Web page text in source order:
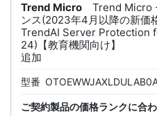
Trend Micro
Trend Micro
ンス(2023年4月以降の新価
TrendAI Server Protection
24)【教育機関向け】
追加
型番
ご契約製品の価格ランクに合